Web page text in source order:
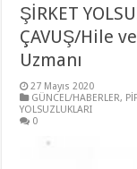
ŞİRKET
ÇAVUŞ/Hile
Uzmanı
27 Mayıs 2020
GÜNCEL/HABERLER,
YOLSUZLUKLARI
0